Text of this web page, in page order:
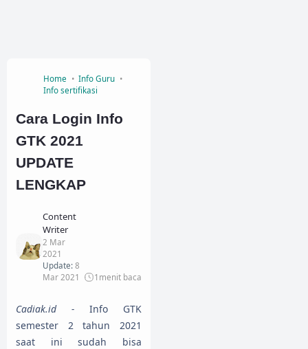
Home
Info Guru
Info sertifikasi
Cara Login Info
GTK 2021
UPDATE
LENGKAP
Content
Writer
2 Mar
2021
Update:8
Mar 2021
1 menit baca
Cadiak.id - Info GTK
semester 2 tahun 2021
saat ini sudah bisa